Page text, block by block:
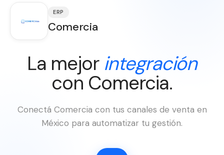
ERP
Comercia
La mejor integración
con Comercia.
Conectá Comercia con tus canales de venta en
México para automatizar tu gestión.